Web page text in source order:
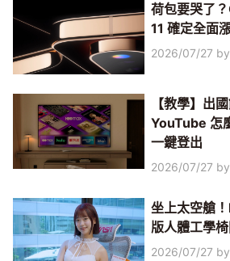
荷包要哭了
11 確定全面
2026/07/27 by
【教學】出
YouTube 怎
一鍵登出
2026/07/27 by
坐上太空艙
版人體工學
2026/07/27 by